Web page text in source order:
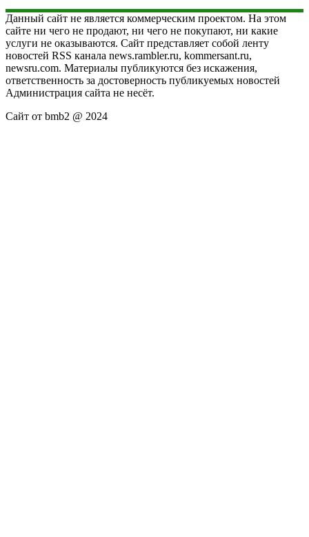
Данный сайт не является коммерческим проектом. На этом
сайте ни чего не продают, ни чего не покупают, ни какие
услуги не оказываются. Сайт представляет собой ленту
новостей RSS канала news.rambler.ru, kommersant.ru,
newsru.com. Материалы публикуются без искажения,
ответственность за достоверность публикуемых новостей
Администрация сайта не несёт.
Сайт от bmb2 @ 2024